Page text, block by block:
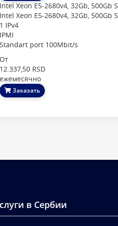
Intel Xeon E5-2680v4, 32Gb, 500Gb
Intel Xeon E5-2680v4, 32Gb, 500Gb
1 IPv4
IPMI
Standart port 100Mbit/s
От
12.337,50 RSD
ежемесячно
Заказать
в Сербии